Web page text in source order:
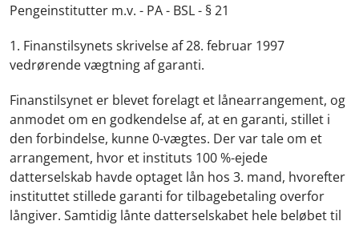
Pengeinstitutter m.v. - PA - BSL - § 21
1. Finanstilsynets skrivelse af 28. februar 1997
vedrørende vægtning af garanti.
Finanstilsynet er blevet forelagt et lånearrangement, og
anmodet om en godkendelse af, at en garanti, stillet i
den forbindelse, kunne 0-vægtes. Der var tale om et
arrangement, hvor et instituts 100 %-ejede
datterselskab havde optaget lån hos 3. mand, hvorefter
instituttet stillede garanti for tilbagebetaling overfor
långiver. Samtidig lånte datterselskabet hele beløbet til